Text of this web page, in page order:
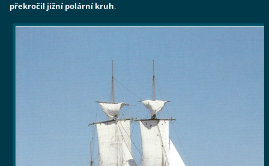
překročil jižní polární kruh.